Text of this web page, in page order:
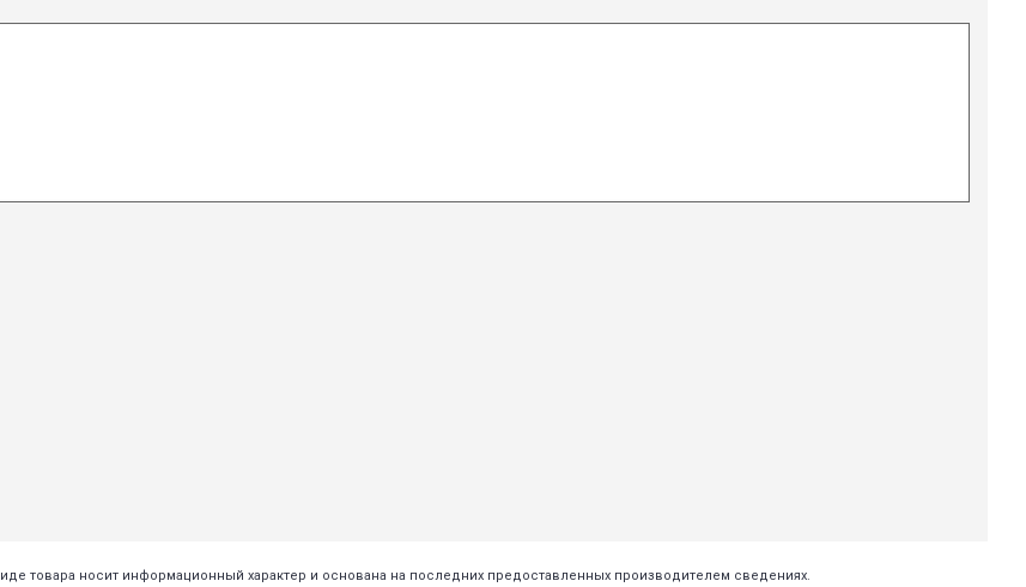
товара носит информационный характер и основана на последних предоставленных производителем сведениях.